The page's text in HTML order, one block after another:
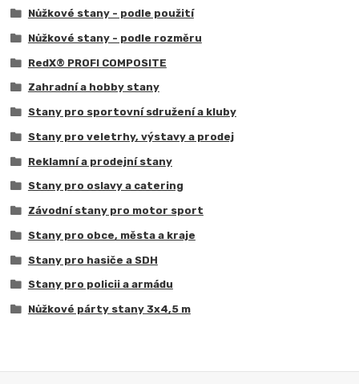
Nůžkové stany - podle použití
Nůžkové stany - podle rozměru
RedX® PROFI COMPOSITE
Zahradní a hobby stany
Stany pro sportovní sdružení a kluby
Stany pro veletrhy, výstavy a prodej
Reklamní a prodejní stany
Stany pro oslavy a catering
Závodní stany pro motor sport
Stany pro obce, města a kraje
Stany pro hasiče a SDH
Stany pro policii a armádu
Nůžkové párty stany 3x4,5 m